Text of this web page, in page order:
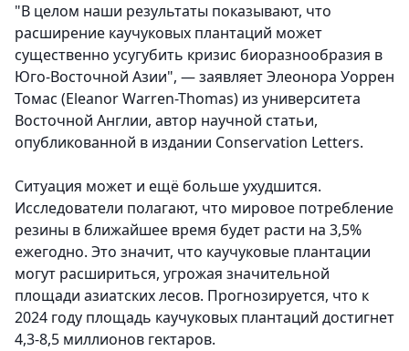
"В целом наши результаты показывают, что
расширение каучуковых плантаций может
существенно усугубить кризис биоразнообразия в
Юго-Восточной Азии", — заявляет Элеонора Уоррен
Томас (Eleanor Warren-Thomas) из университета
Восточной Англии, автор научной статьи,
опубликованной в издании Conservation Letters.
Ситуация может и ещё больше ухудшится.
Исследователи полагают, что мировое потребление
резины в ближайшее время будет расти на 3,5%
ежегодно. Это значит, что каучуковые плантации
могут расшириться, угрожая значительной
площади азиатских лесов. Прогнозируется, что к
2024 году площадь каучуковых плантаций достигнет
4,3-8,5 миллионов гектаров.